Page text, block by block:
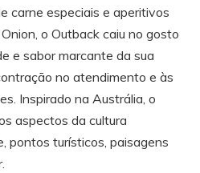
carne especiais e aperitivos
o Outback caiu no gosto
e sabor marcante da sua
no atendimento e às
Inspirado na Austrália, o
aspectos da cultura
pontos turísticos, paisagens